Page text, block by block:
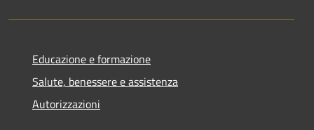
Educazione e formazione
Salute, benessere e assistenza
Autorizzazioni